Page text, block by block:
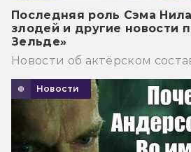
Последняя роль Сэма
злодей и другие новости
Зельде»
Новости об актёрском
Новости